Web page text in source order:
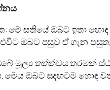
මේ සතියේ ඔබට ඉතා
ඔබට පසුව ඒ ගැන
මූල්‍ය තත්ත්වය තරමක්
මෙය ඔබට සදහටම හොඳ